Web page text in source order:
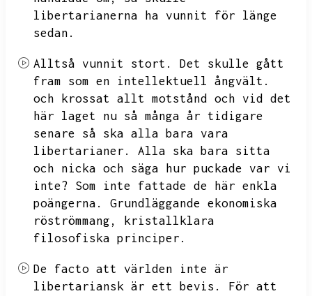
libertarianerna ha vunnit för länge
sedan.
Alltså vunnit stort.
Det skulle gått
fram som en intellektuell ångvält.
och krossat allt motstånd och vid det
här laget nu så många år tidigare
senare så ska alla bara vara
libertarianer.
Alla ska bara sitta
och nicka och säga hur puckade var vi
inte?
Som inte fattade de här enkla
poängerna.
Grundläggande ekonomiska
röströmmang,
kristallklara
filosofiska principer.
De facto att världen inte är
libertariansk är ett bevis.
För att